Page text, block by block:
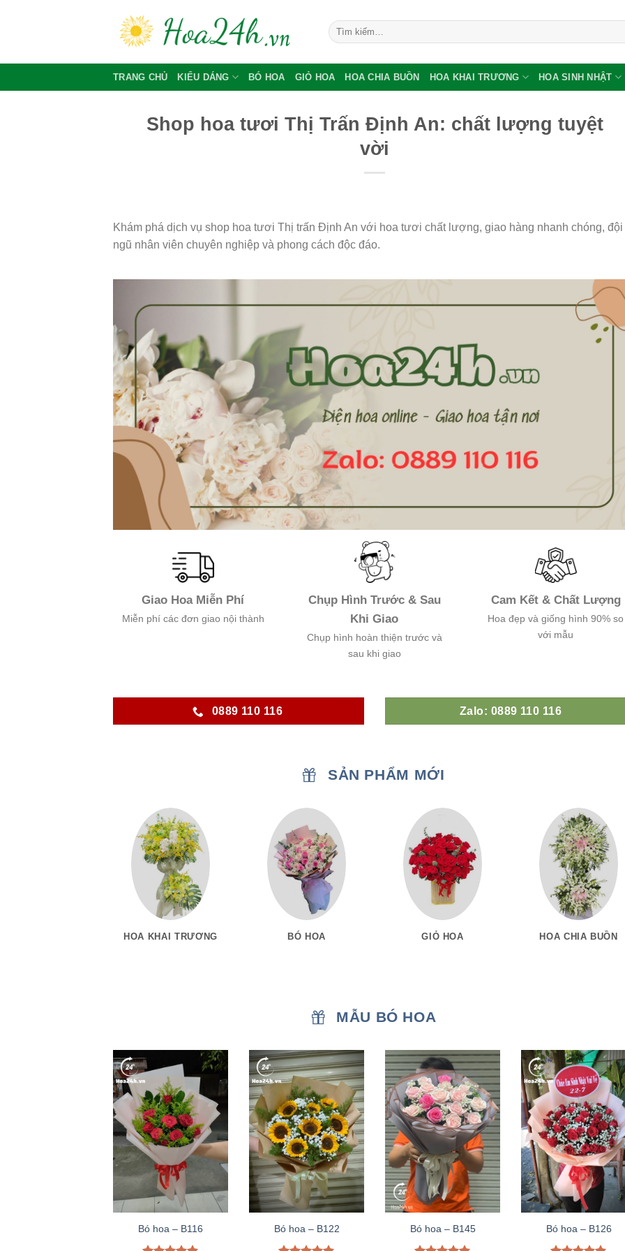
Tìm
kiếm:
TRANG CHỦ KIỂU DÁNG BÓ HOA GIỎ HOA HOA CHIA BUỒN HOA KHAI TRƯƠNG HOA SINH NHẬT
Shop hoa tươi Thị Trấn Định An: chất lượng tuyệt
vời
Khám phá dịch vụ shop hoa tươi Thị trấn Định An với hoa tươi chất lượng, giao hàng nhanh chóng, đội
ngũ nhân viên chuyên nghiệp và phong cách độc đáo.
Giao Hoa Miễn Phí
Miễn phí các đơn giao nội thành
Chụp Hình Trước & Sau
Khi Giao
Chụp hình hoàn thiện trước và
sau khi giao
Cam Kết & Chất Lượng
Hoa đẹp và giống hình 90% so
với mẫu
0889 110 116 Zalo: 0889 110 116
SẢN PHẨM MỚI
HOA KHAI TRƯƠNG BÓ HOA GIỎ HOA HOA CHIA BUỒN
MẪU BÓ HOA
Bó hoa – B116 Bó hoa – B122 Bó hoa – B145 Bó hoa – B126